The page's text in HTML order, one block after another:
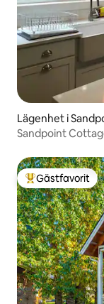
Lägenhet i
Sandpoint
Populär
Gästfavorit